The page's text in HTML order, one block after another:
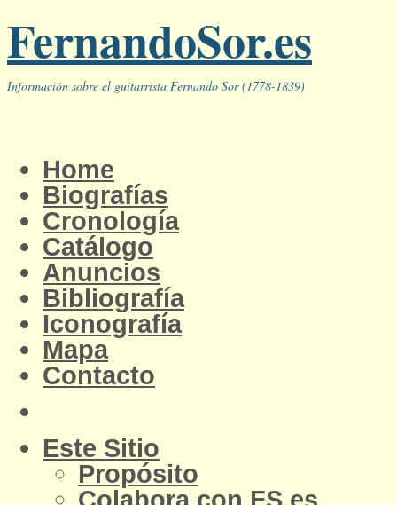
FernandoSor.es
Información sobre el guitarrista Fernando Sor (1778-1839)
Home
Biografías
Cronología
Catálogo
Anuncios
Bibliografía
Iconografía
Mapa
Contacto
Este Sitio
Propósito
Colabora con FS.es